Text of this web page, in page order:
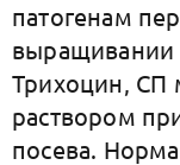
патогенам
выращивании
Трихоцин, СП
раствором
посева.